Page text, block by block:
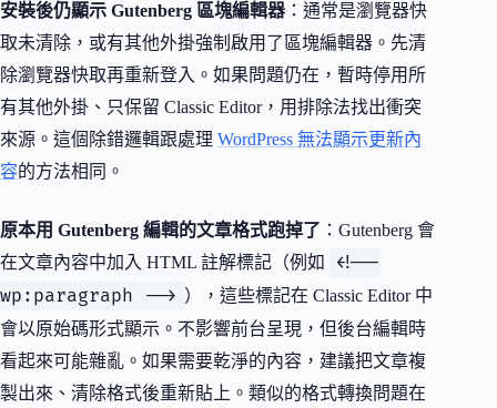
安裝後仍顯示 Gutenberg 區塊編輯器 ：通常是瀏覽器快
取未清除，或有其他外掛強制啟用了區塊編輯器。先清
除瀏覽器快取再重新登入。如果問題仍在，暫時停用所
有其他外掛、只保留 Classic Editor，用排除法找出衝突
來源。這個除錯邏輯跟處理 WordPress 無法顯示更新內
容的方法相同。
原本用 Gutenberg 編輯的文章格式跑掉了 ：Gutenberg 會
在文章內容中加入 HTML 註解標記（例如
<!--
wp:paragraph --> ），這些標記在 Classic Editor 中
會以原始碼形式顯示。不影響前台呈現，但後台編輯時
看起來可能雜亂。如果需要乾淨的內容，建議把文章複
製出來、清除格式後重新貼上。類似的格式轉換問題在